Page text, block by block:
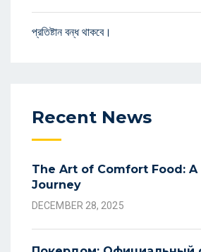
প্রতিষ্টান বন্ধ থাকবে।
Recent News
The Art of Comfort Food: A
Journey
DECEMBER 28, 2025